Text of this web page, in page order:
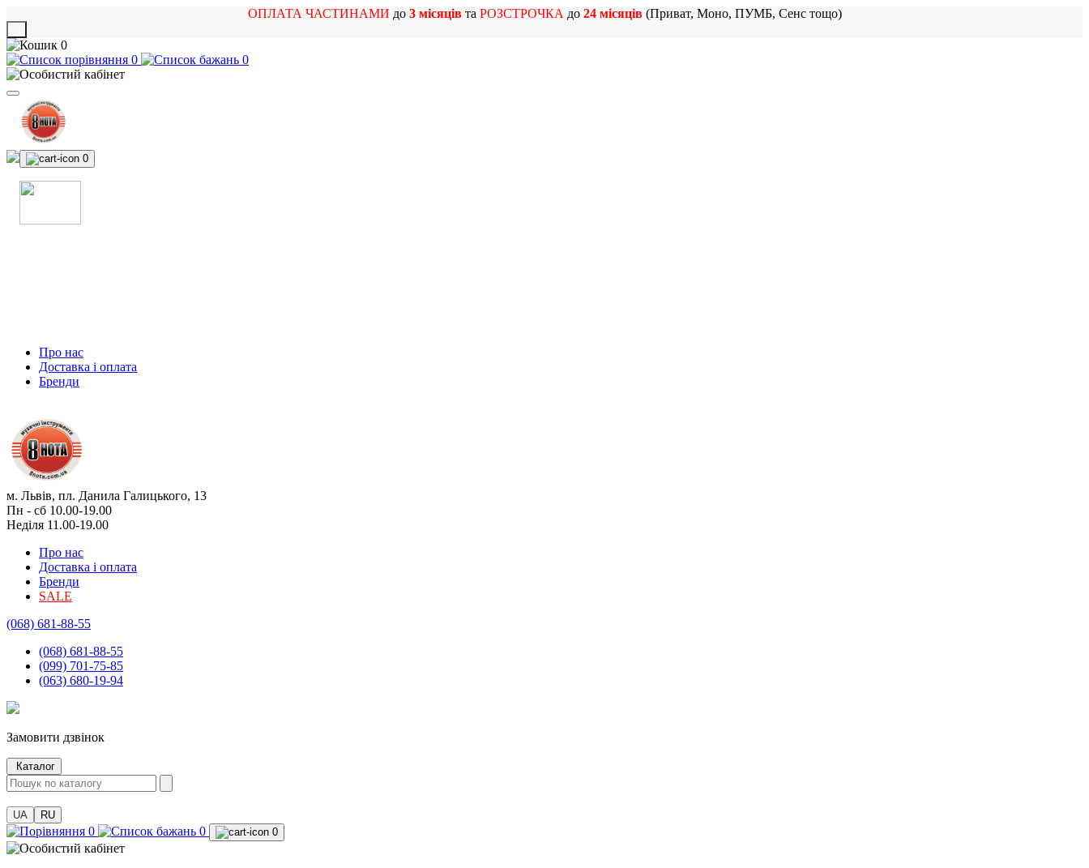
ОПЛАТА ЧАСТИНАМИ до 3 місяцівта РОЗСТРОЧКА до 24 місяців(Приват, Моно, ПУМБ, Сенс тощо)
0
0
0
0
Про нас
Доставка і оплата
Бренди
м. Львів, пл. Данила Галицького, 13
Пн - сб 10.00-19.00
Неділя 11.00-19.00
Про нас
Доставка і оплата
Бренди
SALE
(068) 681-88-55
(068) 681-88-55
(099) 701-75-85
(063) 680-19-94
Замовити дзвінок
Каталог
UA RU
0 0 0